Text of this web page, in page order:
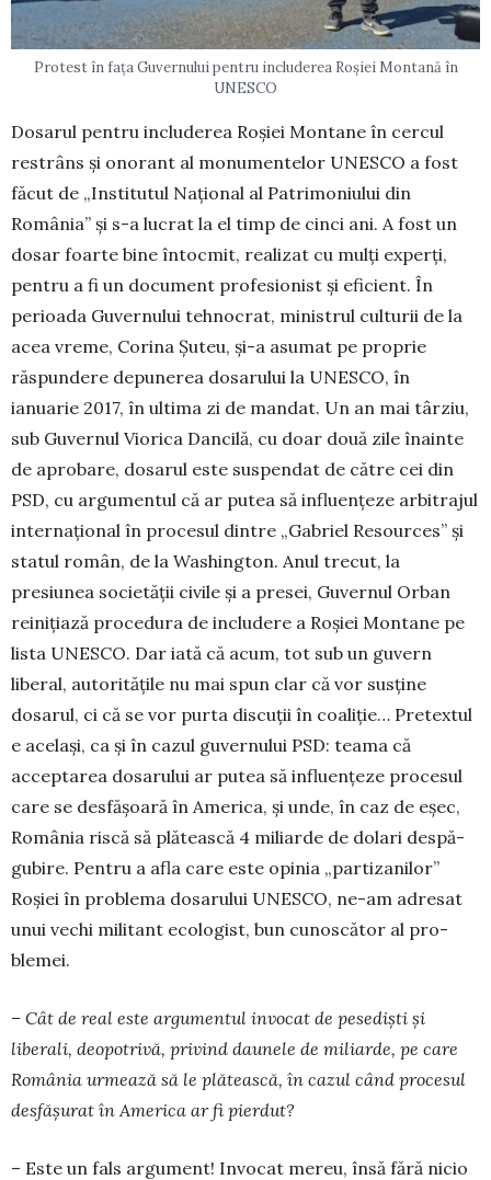
Protest în fața Guvernului pentru includerea Roșiei Montană în
UNESCO
Dosarul pentru includerea Roșiei Mon­ta­ne în cercul
restrâns și onorant al mo­numentelor UNESCO a fost
făcut de „Institutul Național al Patrimoniului din
România” și s-a lucrat la el timp de cinci ani. A fost un
dosar foarte bine întocmit, realizat cu mulți experți,
pentru a fi un document profesionist și eficient. În
perioada Guvernului tehnocrat, ministrul culturii de la
acea vreme, Corina Șuteu, și-a asumat pe pro­prie
răspundere depunerea dosarului la UNESCO, în
ianuarie 2017, în ultima zi de man­dat. Un an mai târziu,
sub Guvernul Viorica Dancilă, cu doar două zile înainte
de aprobare, dosarul este suspendat de către cei din
PSD, cu argu­men­tul că ar putea să influențeze arbitrajul
internațional în pro­cesul dintre „Gabriel Re­sources” și
statul român, de la Washington. Anul trecut, la
presiunea societății civile și a presei, Guvernul Orban
reini­țiază procedura de includere a Roșiei Montane pe
lista UNES­CO. Dar iată că acum, tot sub un guvern
liberal, auto­ritățile nu mai spun clar că vor susține
dosarul, ci că se vor purta discuții în coaliție… Pretextul
e același, ca și în cazul guvernului PSD: teama că
acceptarea dosarului ar pu­tea să influențeze procesul
care se desfășoară în America, și unde, în caz de eșec,
România riscă să plătească 4 miliarde de dolari despă­
gu­bire. Pentru a afla ca­re este opinia „par­tizanilor”
Roșiei în problema dosa­rului UNESCO, ne-am a­dresat
unui vechi mi­litant ecologist, bun cu­nos­cător al pro­
blemei.
– Cât de real este argumentul invocat de pesediști și
liberali, deo­po­trivă, privind daunele de miliarde, pe care
Ro­mânia urmează să le plătească, în cazul când pro­cesul
desfășurat în America ar fi pierdut?
– Este un fals argument! Invocat mereu, însă fără nicio